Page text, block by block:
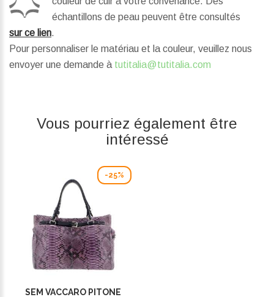
échantillons de peau peuvent être consultés
sur ce lien.
Pour personnaliser le matériau et la couleur, veuillez nous
envoyer une demande à tutitalia@tutitalia.com
Vous pourriez également être
intéressé
-25%
SEM VACCARO PITONE